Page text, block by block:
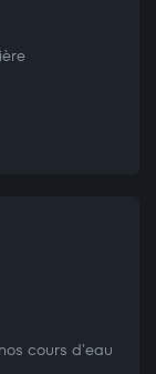
cours d'eau